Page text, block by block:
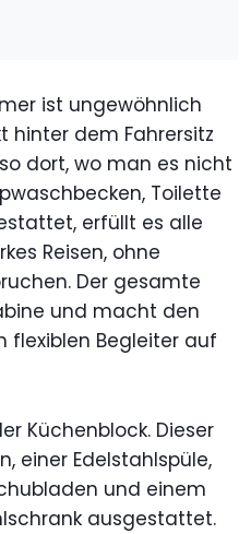
ist ungewöhnlich
hinter dem Fahrersitz
dort, wo man es nicht
Toilette
erfüllt es alle
Reisen, ohne
Der gesamte
und macht den
flexiblen Begleiter auf
Küchenblock. Dieser
einer Edelstahlspüle,
und einem
ausgestattet.